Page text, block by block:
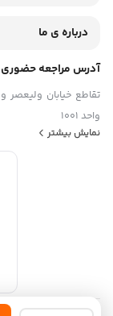
درباره ی ما
آدرس مراجعه حضوری
واحد 1001
نمایش بیشتر